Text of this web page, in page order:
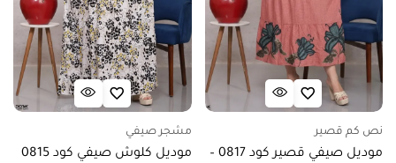
نص كم قصير
موديل صيفي قصير كود 0817 –
مشجر صيفي
موديل كلوش صيفي كود 0815